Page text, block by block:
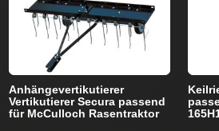
Anhängevertikutierer
Vertikutierer Secura passend
für McCulloch Rasentraktor